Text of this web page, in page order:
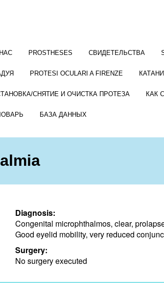
PROSTHESES СВИДЕТЕЛЬСТВА
PROTESI OCULARI A FIRENZE
СНЯТИЕ И ОЧИСТКА ПРОТЕЗА КАК
БАЗА ДАННЫХ
Diagnosis:
Congenital microphthalmos, clear,
Good eyelid mobility, very ​reduced
Surgery:
No surgery executed